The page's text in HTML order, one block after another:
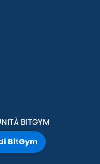
BITGYM
BitGym